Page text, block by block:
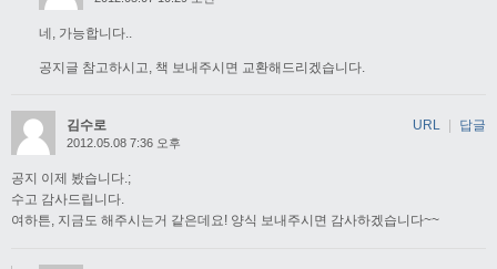
네, 가능합니다..
공지글 참고하시고, 책 보내주시면 교환해드리겠습니다.
김수로
2012.05.08 7:36 오후
공지 이제 봤습니다.;
수고 감사드립니다.
여하튼, 지금도 해주시는거 같은데요! 양식 보내주시면 감사하겠습니다~~
URL 답글